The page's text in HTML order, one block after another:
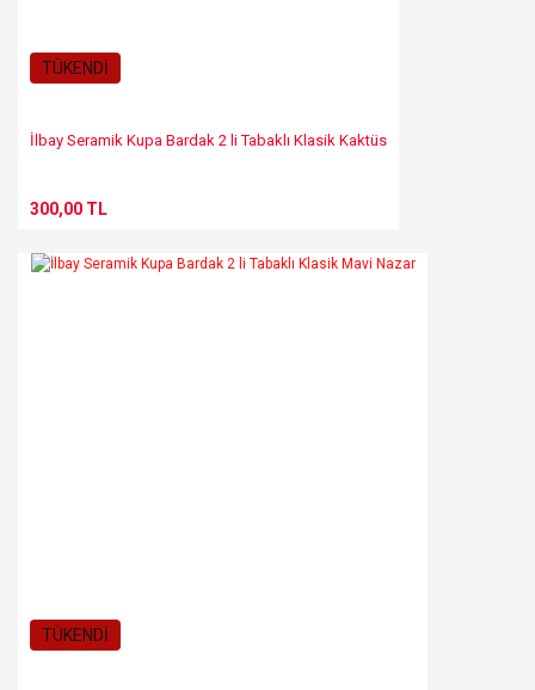
TÜKENDİ
İlbay Seramik Kupa Bardak 2 li Tabaklı Klasik Kaktüs
300,00 TL
TÜKENDİ